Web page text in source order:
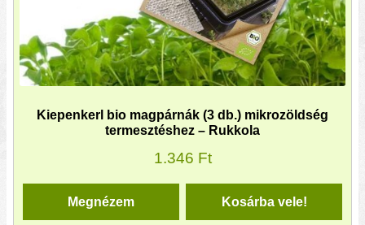
Kiepenkerl bio magpárnák (3 db.) mikrozöldség
termesztéshez – Rukkola
1.346 Ft
Kosárba vele!
Megnézem